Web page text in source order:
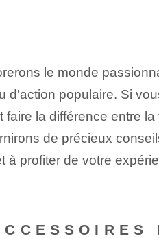
le monde
d'action populaire. ‌Si
la différence entre
de précieux
à profiter de votre